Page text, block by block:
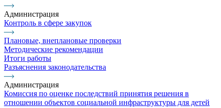
Администрация
Контроль в сфере закупок
Плановые, внеплановые проверки
Методические рекомендации
Итоги работы
Разъяснения законодательства
Администрация
Комиссия по оценке последствий принятия решения в
отношении объектов социальной инфраструктуры для детей